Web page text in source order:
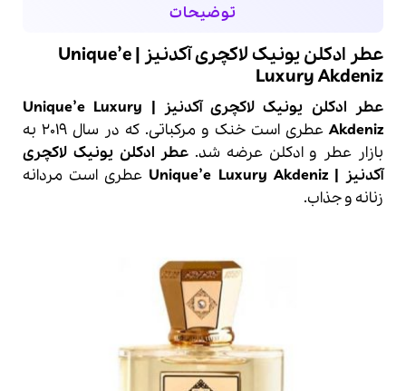
توضیحات
عطر ادکلن یونیک لاکچری آکدنیز | Unique’e
Luxury Akdeniz
عطر ادکلن یونیک لاکچری آکدنیز | Unique’e Luxury
Akdeniz عطر
ی است خنک و مرکباتی. که در سال 2019 به
بازار عطر وادکلن عرضه شد. عطر ادکلن یونیک لاکچری
آکدنیز | Unique’e Luxury Akdeniz
عطری است مردانه
زنانه و جذاب.